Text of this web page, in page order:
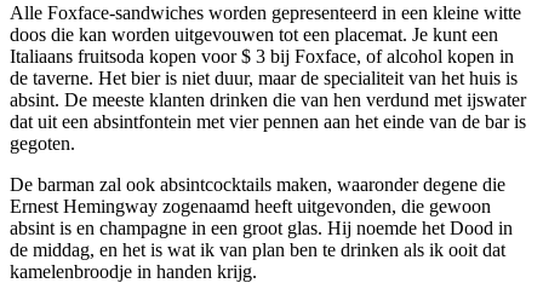
Alle Foxface-sandwiches worden gepresenteerd in een kleine witte
doos die kan worden uitgevouwen tot een placemat. Je kunt een
Italiaans fruitsoda kopen voor $ 3 bij Foxface, of alcohol kopen in
de taverne. Het bier is niet duur, maar de specialiteit van het huis is
absint. De meeste klanten drinken die van hen verdund met ijswater
dat uit een absintfontein met vier pennen aan het einde van de bar is
gegoten.
De barman zal ook absintcocktails maken, waaronder degene die
Ernest Hemingway zogenaamd heeft uitgevonden, die gewoon
absint is en champagne in een groot glas. Hij noemde het Dood in
de middag, en het is wat ik van plan ben te drinken als ik ooit dat
kamelenbroodje in handen krijg.